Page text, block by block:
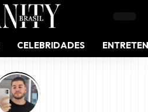
CELEBRIDADES